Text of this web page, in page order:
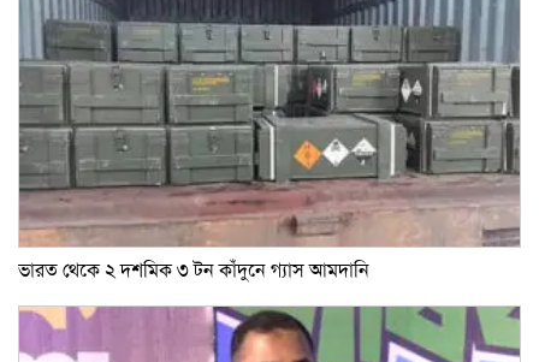
ভারত থেকে ২ দশমিক ৩ টন কাঁদুনে গ্যাস আমদানি